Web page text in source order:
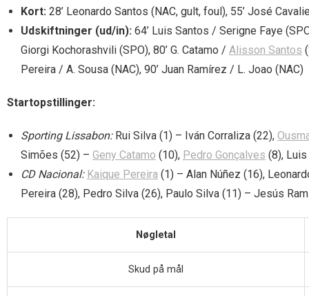
Kort: 28’ Leonardo Santos (NAC, gult, foul), 55’ José
Udskiftninger (ud/in): 64’ Luis Santos / Serigne Faye
Giorgi Kochorashvili (SPO), 80’ G. Catamo / Alisson Santos
Pereira / A. Sousa (NAC), 90’ Juan Ramírez / L. Joao (NAC)
Startopstillinger:
Sporting Lissabon:Rui Silva (1) – Iván Corraliza (22),
Simões (52) – Geny Catamo (10), Pedro Gonçalves (8),
CD Nacional: Kaique Pereira (1) – Alan Núñez (16),
Pereira (28), Pedro Silva (26), Paulo Silva (11) – Jesús
Nøgletal
Skud på mål